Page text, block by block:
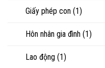
Giấy phép con (1)
Hôn nhân gia đình (1)
Lao động (1)